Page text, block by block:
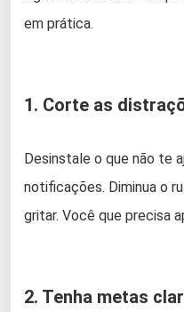
em prática.
1. Corte as
Desinstale o que não te
notificações. Diminua o
gritar. Você que precisa
2. Tenha metas